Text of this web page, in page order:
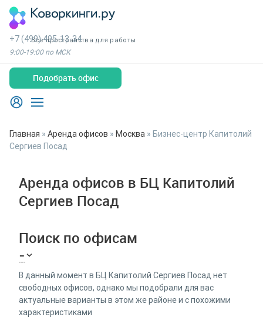
Все пространства для работы
+7 (499) 495-13-34
9:00-19:00 по МСК
Подобрать офис
Главная » Аренда офисов » Москва » Бизнес-центр Капитолий
Сергиев Посад
Аренда офисов в БЦ Капитолий
Сергиев Посад
Поиск по офисам
-
В данный момент в БЦ Капитолий Сергиев Посад нет
свободных офисов, однако мы подобрали для вас
актуальные варианты в этом же районе и с похожими
характеристиками